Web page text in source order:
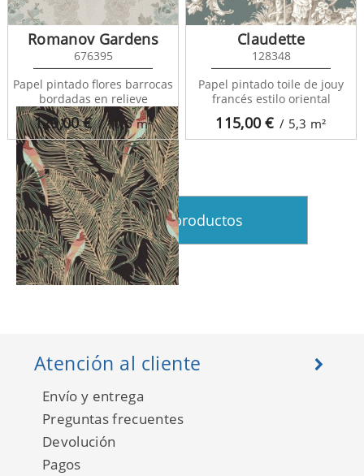
Dream garden
102257130
129,00€ / 10,6m²
Romanov Gardens
676395
Papel pintado flores barrocas
bordadas en relieve
115,00€ / 5,3 m²
Claudette
128348
Papel pintado toile de jouy
francés estilo oriental
Ver más productos
Atención al cliente
Envío y entrega
Preguntas frecuentes
Devolución
Pagos